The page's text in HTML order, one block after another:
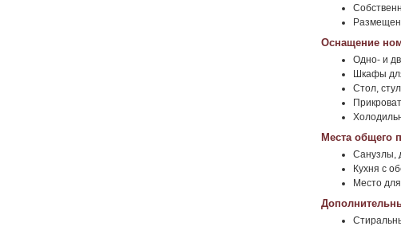
Оснащение
Одно- и
Шкафы
Стол,
Места общего
Санузлы,
Кухня с
Место